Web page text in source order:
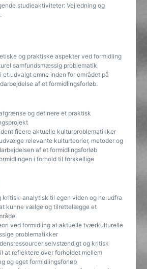
studieaktiviteter: Vejledning og
og praktiske aspekter ved formidling
samfundsmæssig problematik
udvalgt emne inden for området på
af et formidlingsforløb.
og definere et praktisk
aktuelle kulturproblematikker
relevante kulturteorier, metoder og
af et formidlingsforløb
i forhold til forskellige
kritisk-analytisk til egen viden og herudfra
kunne vælge og tilrettelægge et
ved formidling af aktuelle tværkulturelle
problematikker
selvstændigt og kritisk
at reflektere over forholdet mellem
og eget formidlingsforløb